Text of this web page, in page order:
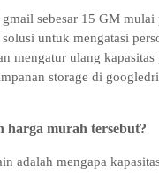
sebesar 15 GM
untuk mengatasi
mengatur ulang
storage di
harga murah tersebut?
adalah mengapa